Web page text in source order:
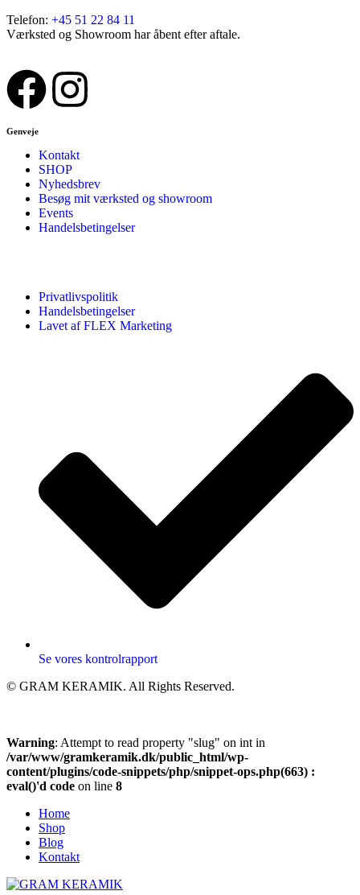
Telefon: +45 51 22 84 11
Værksted og Showroom har åbent efter aftale.
Genveje
Kontakt
SHOP
Nyhedsbrev
Besøg mit værksted og showroom
Events
Handelsbetingelser
Privatlivspolitik
Handelsbetingelser
Lavet af FLEX Marketing
Se vores kontrolrapport
© GRAM KERAMIK. All Rights Reserved.
Warning: Attempt to read property "slug" on int in
/var/www/gramkeramik.dk/public_html/wp-
content/plugins/code-snippets/php/snippet-ops.php(663) :
eval()'d code on line 8
Home
Shop
Blog
Kontakt